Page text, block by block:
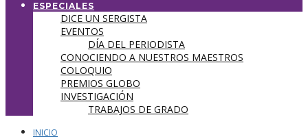
ESPECIALES
DICE UN SERGISTA
EVENTOS
DÍA DEL PERIODISTA
CONOCIENDO A NUESTROS MAESTROS
COLOQUIO
PREMIOS GLOBO
INVESTIGACIÓN
TRABAJOS DE GRADO
INICIO